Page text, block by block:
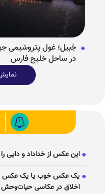
جُبیل؛ غول پتروشیمی
در ساحل خلیج فارس
این عکس از خداداد و دایی
یک عکس خوب یا یک عکس
اخلاق در عکاسی حیات‌وحش